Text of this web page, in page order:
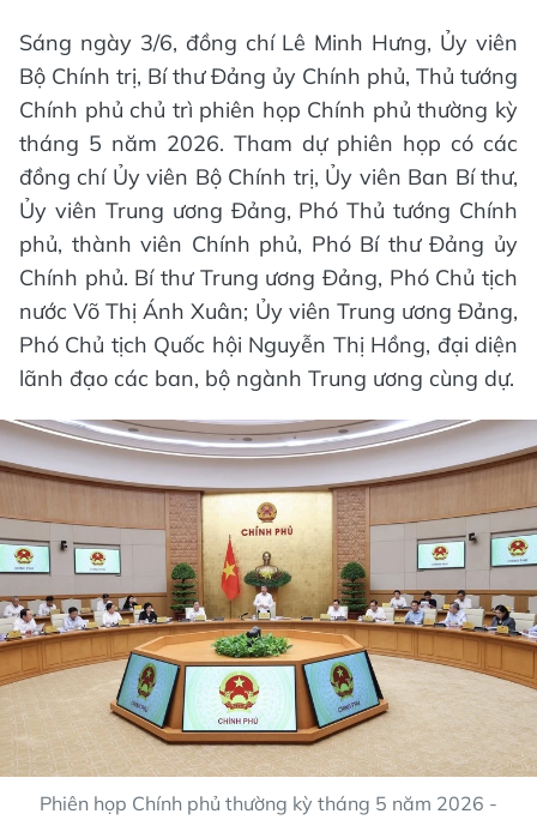
Sáng ngày 3/6, đồng chí Lê Minh Hưng, Ủy viên
Bộ Chính trị, Bí thư Đảng ủy Chính phủ, Thủ tướng
Chính phủ chủ trì phiên họp Chính phủ thường kỳ
tháng 5 năm 2026. Tham dự phiên họp có các
đồng chí Ủy viên Bộ Chính trị, Ủy viên Ban Bí thư,
Ủy viên Trung ương Đảng, Phó Thủ tướng Chính
phủ, thành viên Chính phủ, Phó Bí thư Đảng ủy
Chính phủ. Bí thư Trung ương Đảng, Phó Chủ tịch
nước Võ Thị Ánh Xuân; Ủy viên Trung ương Đảng,
Phó Chủ tịch Quốc hội Nguyễn Thị Hồng, đại diện
lãnh đạo các ban, bộ ngành Trung ương cùng dự.
Phiên họp Chính phủ thường kỳ tháng 5 năm 2026 -